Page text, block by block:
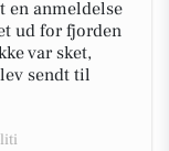
en anmeldelse
ud for fjorden
var sket,
sendt til